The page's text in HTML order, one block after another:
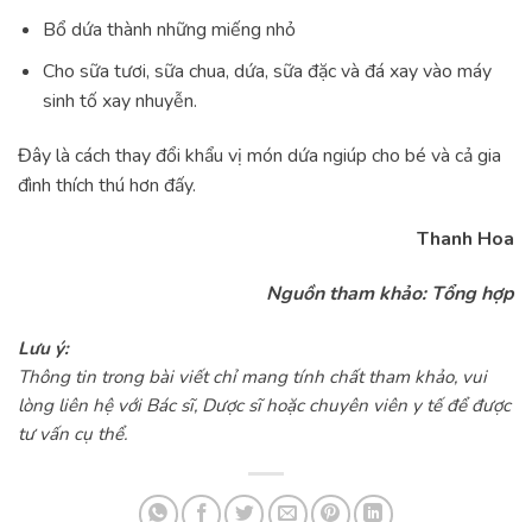
Bổ dứa thành những miếng nhỏ
Cho sữa tươi, sữa chua, dứa, sữa đặc và đá xay vào máy
sinh tố xay nhuyễn.
Đây là cách thay đổi khẩu vị món dứa ngiúp cho bé và cả gia
đình thích thú hơn đấy.
Thanh Hoa
Nguồn tham khảo: Tổng hợp
Lưu ý:
Thông tin trong bài viết chỉ mang tính chất tham khảo, vui
lòng liên hệ với Bác sĩ, Dược sĩ hoặc chuyên viên y tế để được
tư vấn cụ thể.